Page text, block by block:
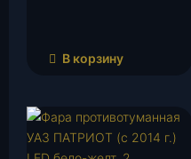
В корзину